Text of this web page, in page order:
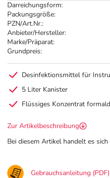
Darreichungsform:
Packungsgröße:
PZN/Art.Nr.:
Anbieter/Hersteller:
Marke/Präparat:
Grundpreis:
Desinfektionsmittel für
5 Liter Kanister
Flüssiges Konzentrat
Zur Artikelbeschreibung
Bei diesem Artikel handelt es
Gebrauchsanleitung (PDF)